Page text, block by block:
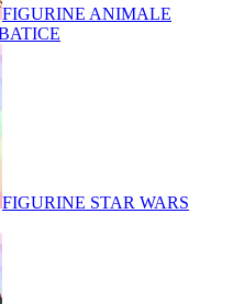
FIGURINE ANIMALE
FIGURINE STAR WARS